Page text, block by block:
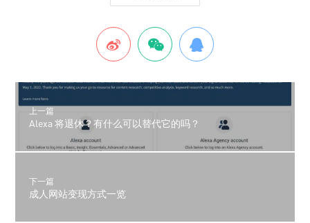
上一篇
Alexa 将退休？有什么可以替代它的吗？
下一篇
成人网站变现方式一览